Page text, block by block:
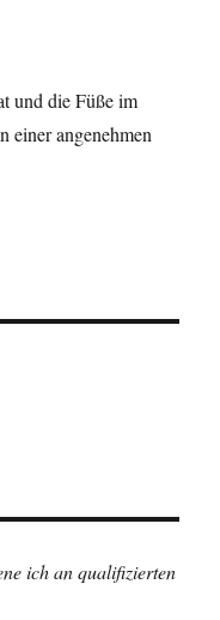
und die Füße im
einer angenehmen
ich an qualifizierten